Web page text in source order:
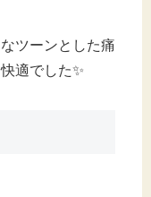
ツーンとした痛
適でした✨